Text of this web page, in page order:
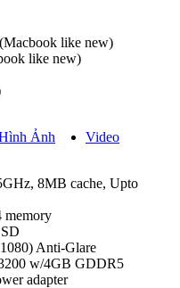
like new)
like new)
Ảnh Video
8MB cache, Upto
Anti-Glare
w/4GB GDDR5
adapter